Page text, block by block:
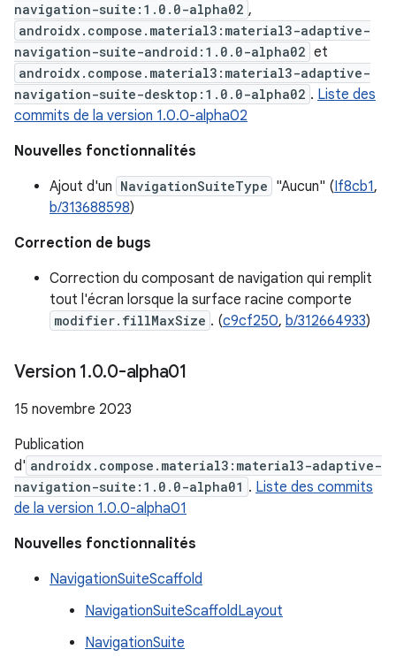
navigation-suite:1.0.0-alpha02 ,
androidx.compose.material3:material3-adaptive-
navigation-suite-android:1.0.0-alpha02 et
androidx.compose.material3:material3-adaptive-
navigation-suite-desktop:1.0.0-alpha02 . Liste des
commits de la version 1.0.0-alpha02
Nouvelles fonctionnalités
Ajout d'un NavigationSuiteType "Aucun" (If8cb1,
b/313688598)
Correction de bugs
Correction du composant de navigation qui remplit
tout l'écran lorsque la surface racine comporte
modifier.fillMaxSize . (c9cf250, b/312664933)
Version 1.0.0-alpha01
15 novembre 2023
Publication
d' androidx.compose.material3:material3-adaptive-
navigation-suite:1.0.0-alpha01 . Liste des commits
de la version 1.0.0-alpha01
Nouvelles fonctionnalités
NavigationSuiteScaffold
NavigationSuiteScaffoldLayout
NavigationSuite